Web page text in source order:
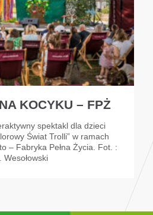
KOCYKU – FPŻ
spektakl dla dzieci
Świat Trolli” w ramach
– Fabryka Pełna Życia. Fot. :
Wesołowski